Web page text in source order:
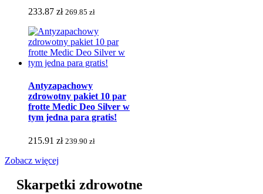
233.87 zł 269.85 zł
Antyzapachowy
zdrowotny pakiet 10 par
frotte Medic Deo Silver w
tym jedna para gratis!
215.91 zł 239.90 zł
Zobacz więcej
Skarpetki zdrowotne